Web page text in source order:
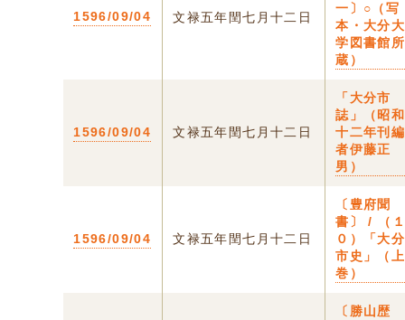
1596/09/04 文禄五年閏七月十二日
一〕○（写
本・大分大
学図書館所
蔵）
1596/09/04 文禄五年閏七月十二日
「大分市
誌」（昭和
十二年刊編
者伊藤正
男）
1596/09/04 文禄五年閏七月十二日
〔豊府聞
書〕 / （１
０）「大分
市史」（上
巻）
〔勝山歴